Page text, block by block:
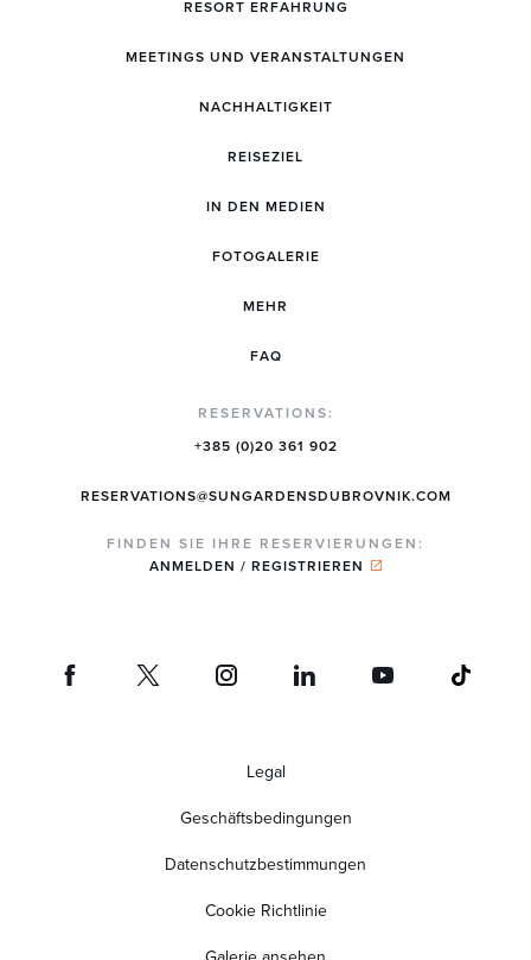
RESORT ERFAHRUNG
MEETINGS UND VERANSTALTUNGEN
NACHHALTIGKEIT
REISEZIEL
IN DEN MEDIEN
FOTOGALERIE
MEHR
FAQ
RESERVATIONS:
+385 (0)20 361 902
RESERVATIONS@SUNGARDENSDUBROVNIK.COM
FINDEN SIE IHRE RESERVIERUNGEN:
ANMELDEN / REGISTRIEREN
Legal
Geschäftsbedingungen
Datenschutzbestimmungen
Cookie Richtlinie